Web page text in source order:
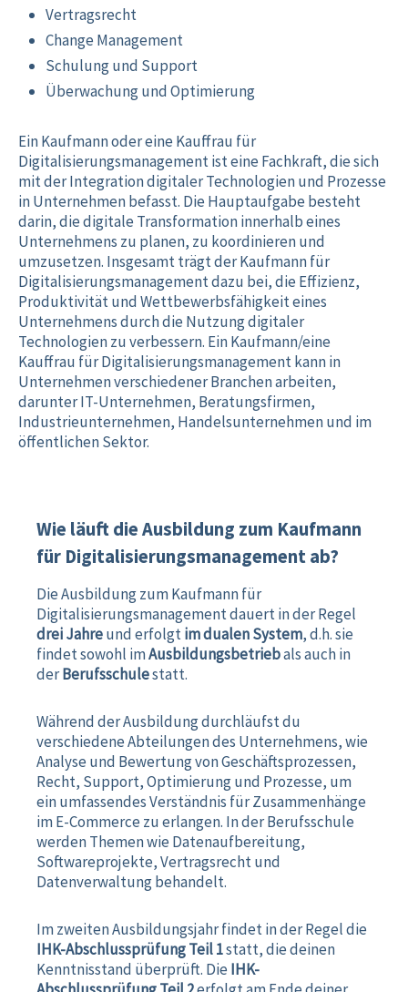
Vertragsrecht
Change Management
Schulung und Support
Überwachung und Optimierung
Ein Kaufmann oder eine Kauffrau für
Digitalisierungsmanagement ist eine Fachkraft, die sich
mit der Integration digitaler Technologien und Prozesse
in Unternehmen befasst. Die Hauptaufgabe besteht
darin, die digitale Transformation innerhalb eines
Unternehmens zu planen, zu koordinieren und
umzusetzen. Insgesamt trägt der Kaufmann für
Digitalisierungsmanagement dazu bei, die Effizienz,
Produktivität und Wettbewerbsfähigkeit eines
Unternehmens durch die Nutzung digitaler
Technologien zu verbessern. Ein Kaufmann/eine
Kauffrau für Digitalisierungsmanagement kann in
Unternehmen verschiedener Branchen arbeiten,
darunter IT-Unternehmen, Beratungsfirmen,
Industrieunternehmen, Handelsunternehmen und im
öffentlichen Sektor.
Wie läuft die Ausbildung zum Kaufmann
für Digitalisierungsmanagement ab?
Die Ausbildung zum Kaufmann für
Digitalisierungsmanagement dauert in der Regel
drei Jahreund erfolgtim dualen System, d.h. sie
findet sowohl imAusbildungsbetriebals auch in
derBerufsschulestatt.
Während der Ausbildung durchläufst du
verschiedene Abteilungen des Unternehmens, wie
Analyse und Bewertung von Geschäftsprozessen,
Recht, Support, Optimierung und Prozesse, um
ein umfassendes Verständnis für Zusammenhänge
im E-Commerce zu erlangen. In der Berufsschule
werden Themen wie Datenaufbereitung,
Softwareprojekte, Vertragsrecht und
Datenverwaltung behandelt.
Im zweiten Ausbildungsjahr findet in der Regel die
IHK-Abschlussprüfung Teil 1statt, die deinen
Kenntnisstand überprüft. Die IHK-